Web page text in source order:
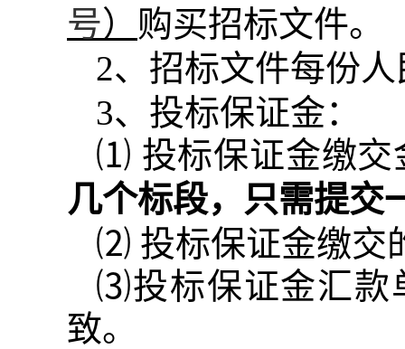
号） 购买招标文件。
2、招标文件每份人
3、投标保证金：
⑴ 投标保证金缴交
几个标段，只需提交
⑵ 投标保证金缴交
⑶投标保证金汇款
致。